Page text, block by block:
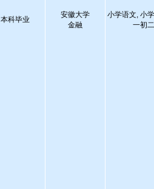
本科毕业
安徽大学
金融
小学语文, 小
一初